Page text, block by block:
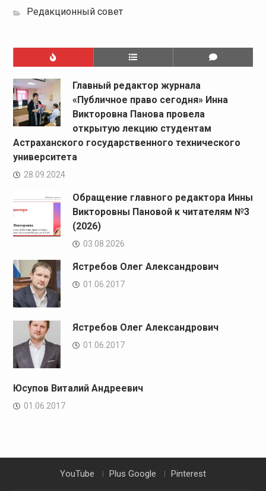
Редакционный совет
Главный редактор журнала
«Публичное право сегодня» Инна
Викторовна Панова провела
открытую лекцию студентам
Астраханского государственного технического
университета
28.09.2024
Обращение главного редактора Инны
Викторовны Пановой к читателям №3
(2026)
03.08.2026
Ястребов Олег Александрович
01.06.2017
Ястребов Олег Александрович
01.06.2017
Юсупов Виталий Андреевич
01.06.2017
YouTube Plus Google Pinterest